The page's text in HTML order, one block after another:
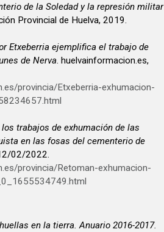
de la Soledad y la represión militar
Provincial de Huelva, 2019.
Etxeberria ejemplifica el trabajo de
de Nerva. huelvainformacion.es,
provincia/Etxeberria-exhumacion-
trabajos de exhumación de las
en las fosas del cementerio de
02/2022.
provincia/Retoman-exhumacion-
en la tierra. Anuario 2016-2017.